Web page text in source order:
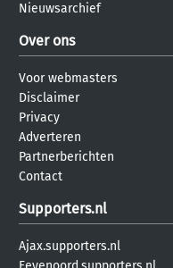
Nieuwsarchief
Over ons
Voor webmasters
Disclaimer
Privacy
Adverteren
Partnerberichten
Contact
Supporters.nl
Ajax.supporters.nl